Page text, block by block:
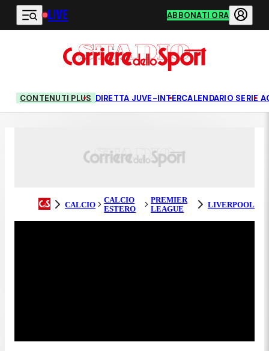
Vai al contenuto principale
LIVE ABBONATI ORA
CONTENUTI PLUS DIRETTA JUVE-INTERCALENDARIO SERIE A
CALCIO
CALCIO
ESTERO
PREMIER
LEAGUE
LIVERPOOL